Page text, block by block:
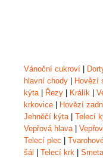
Vánoční cukroví
hlavní chody
Hovězí
kýta| Řezy Králík
krkovice
Hovězí
Jehněčí kýta| Telecí
Vepřová hlava|
Telecí plec
šál
Telecí krk